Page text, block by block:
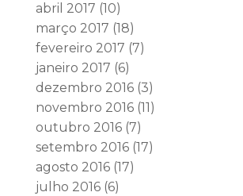
abril 2017 (10)
março 2017 (18)
fevereiro 2017 (7)
janeiro 2017 (6)
dezembro 2016(3)
novembro 2016(11)
outubro 2016(7)
setembro 2016(17)
agosto 2016(17)
julho 2016(6)